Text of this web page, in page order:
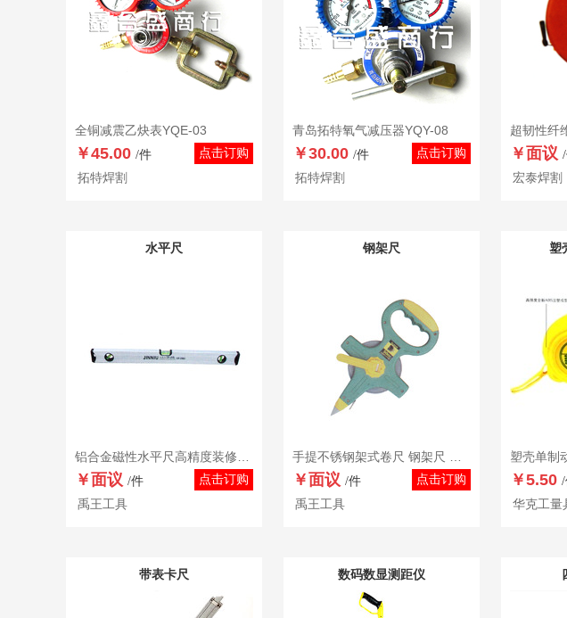
全铜减震乙炔表YQE-03
￥45.00 /件 点击订购
拓特焊割
青岛拓特氧气减压器YQY-08
￥30.00 /件 点击订购
拓特焊割
￥面议
宏泰焊割
水平尺
￥面议 /件 点击订购
禹王工具
钢架尺
￥面议 /件 点击订购
禹王工具
塑
￥5.50
华克工量
带表卡尺 数码数显测距仪